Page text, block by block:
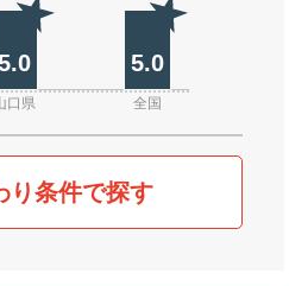
5.0
口県 全国
り条件で探す